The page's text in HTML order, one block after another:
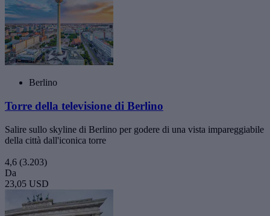
Berlino
Torre della televisione di Berlino
Salire sullo skyline di Berlino per godere di una vista impareggiabile
della città dall'iconica torre
4,6 (3.203)
Da
23,05 USD